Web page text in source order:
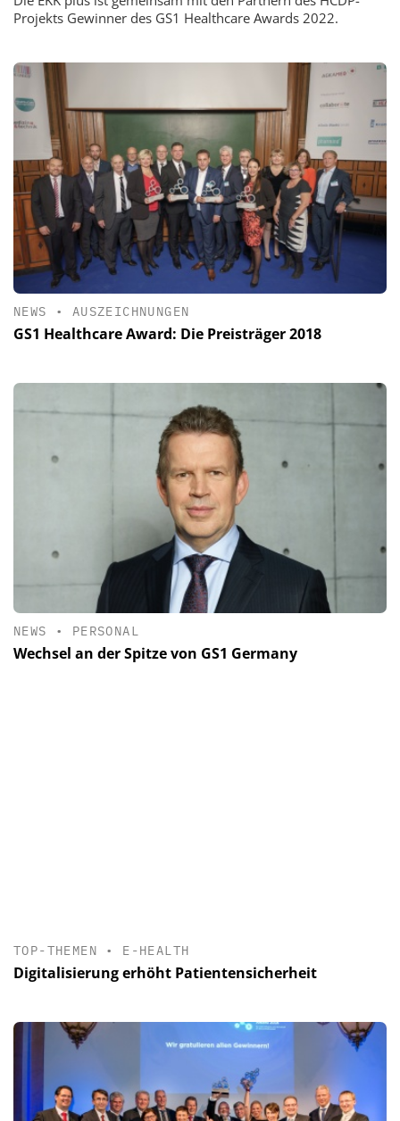
Projekts Gewinner des GS1 Healthcare Awards 2022.
NEWS • AUSZEICHNUNGEN
GS1 Healthcare Award: Die Preisträger 2018
NEWS • PERSONAL
Wechsel an der Spitze von GS1 Germany
TOP-THEMEN • E-HEALTH
Digitalisierung erhöht Patientensicherheit